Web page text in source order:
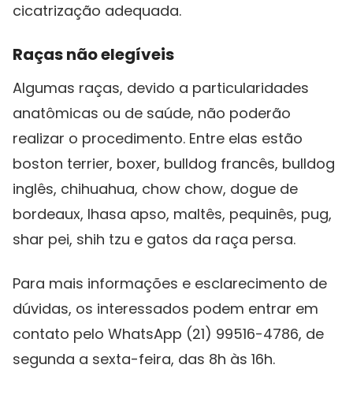
cicatrização adequada.
Raças não elegíveis
Algumas raças, devido a particularidades
anatômicas ou de saúde, não poderão
realizar o procedimento. Entre elas estão
boston terrier, boxer, bulldog francês, bulldog
inglês, chihuahua, chow chow, dogue de
bordeaux, lhasa apso, maltês, pequinês, pug,
shar pei, shih tzu e gatos da raça persa.
Para mais informações e esclarecimento de
dúvidas, os interessados podem entrar em
contato pelo WhatsApp (21) 99516-4786, de
segunda a sexta-feira, das 8h às 16h.